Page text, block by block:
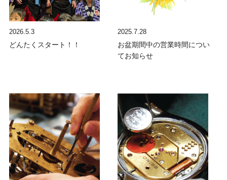
2026.5.3
どんたくスタート！！
2025.7.28
お盆期間中の営業時間につい
てお知らせ